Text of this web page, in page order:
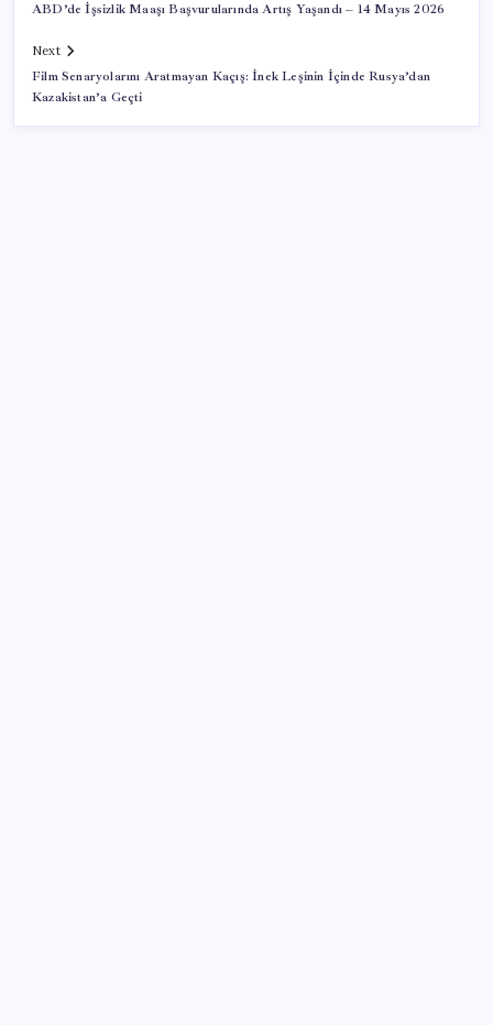
ABD’de İşsizlik Maaşı Başvurularında Artış Yaşandı – 14 Mayıs 2026
Next
Film Senaryolarını Aratmayan Kaçış: İnek Leşinin İçinde Rusya’dan
Kazakistan’a Geçti